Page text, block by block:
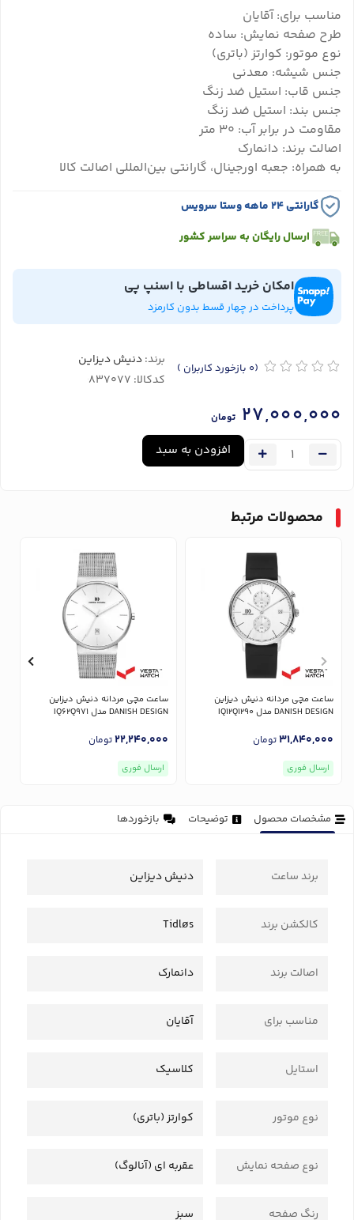
مناسب برای: آقایان
طرح صفحه نمایش: ساده
نوع موتور: کوارتز (باتری)
جنس شیشه: معدنی
جنس قاب: استیل ضد زنگ
جنس بند: استیل ضد زنگ
مقاومت در برابر آب: 30 متر
اصالت برند: دانمارک
به همراه: جعبه اورجینال، گارانتی بین‌المللی اصالت کالا
گارانتی ۲۴ ماهه وستا سرویس
ارسال رایگان به سراسر کشور
امکان خرید اقساطی با اسنپ پی
پرداخت در چهار قسط بدون کارمزد
(0 بازخورد کاربران ) برند:دنیش دیزاین
کدکالا:
27,000,000 تومان
افزودن به سبد
محصولات مرتبط
ساعت مچی مردانه دنیش دیزاین
DANISH DESIGN مدل IQ12Q1290
31,840,000تومان
ارسال فوری
ساعت مچی مردانه دنیش دیزاین
DANISH DESIGN مدل IQ62Q971
22,240,000تومان
ارسال فوری
مشخصات محصول توضیحات بازخوردها
برند ساعت دنیش دیزاین
کالکشن برند Tidløs
اصالت برند دانمارک
مناسب برای آقایان
استایل کلاسیک
نوع موتور کوارتز (باتری)
نوع صفحه نمایش عقربه ای (آنالوگ)
رنگ صفحه سبز